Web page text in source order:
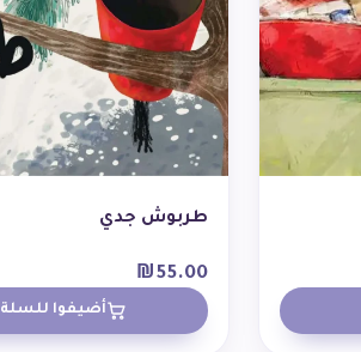
طربوش جدي
₪55.00
أضيفوا للسلة